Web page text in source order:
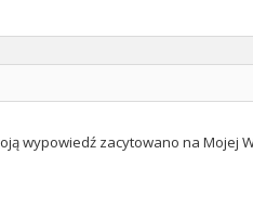
wypowiedź zacytowano na Mojej